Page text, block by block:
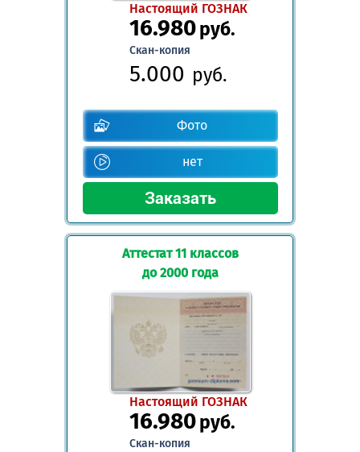
Настоящий ГОЗНАК
16.980руб.
Скан-копия
5.000 руб.
Фото
нет
Аттестат 11 классов
до 2000 года
Настоящий ГОЗНАК
16.980руб.
Скан-копия